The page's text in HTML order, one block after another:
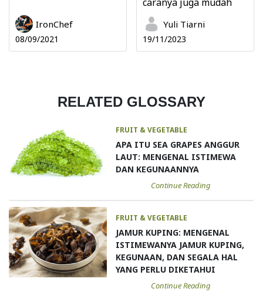
IronChef
08/09/2021
Yuli Tiarni
19/11/2023
RELATED GLOSSARY
FRUIT & VEGETABLE
APA ITU SEA GRAPES ANGGUR
LAUT: MENGENAL ISTIMEWA
DAN KEGUNAANNYA
Continue Reading
FRUIT & VEGETABLE
JAMUR KUPING: MENGENAL
ISTIMEWANYA JAMUR KUPING,
KEGUNAAN, DAN SEGALA HAL
YANG PERLU DIKETAHUI
Continue Reading